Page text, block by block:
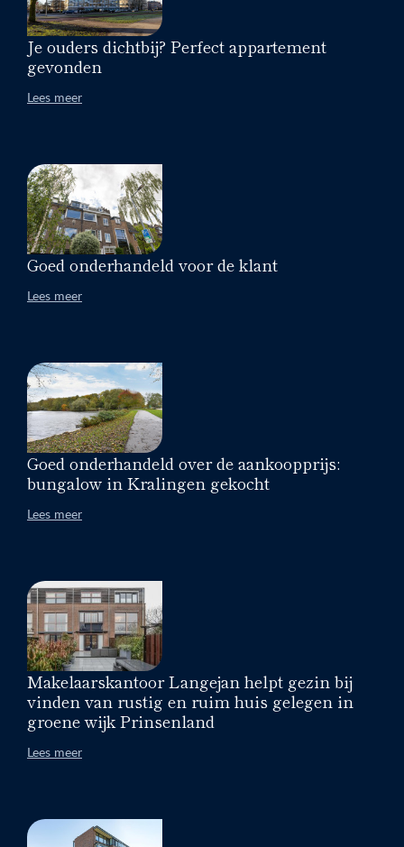
Je ouders dichtbij? Perfect appartement
gevonden
Lees meer
Goed onderhandeld voor de klant
Lees meer
Goed onderhandeld over de aankoopprijs:
bungalow in Kralingen gekocht
Lees meer
Makelaarskantoor Langejan helpt gezin bij
vinden van rustig en ruim huis gelegen in
groene wijk Prinsenland
Lees meer